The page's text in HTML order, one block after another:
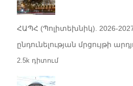
ՀԱՊՀ (Պոլիտեխնիկ). 2026-
ընդունելության մրցույթի
2.5k դիտում